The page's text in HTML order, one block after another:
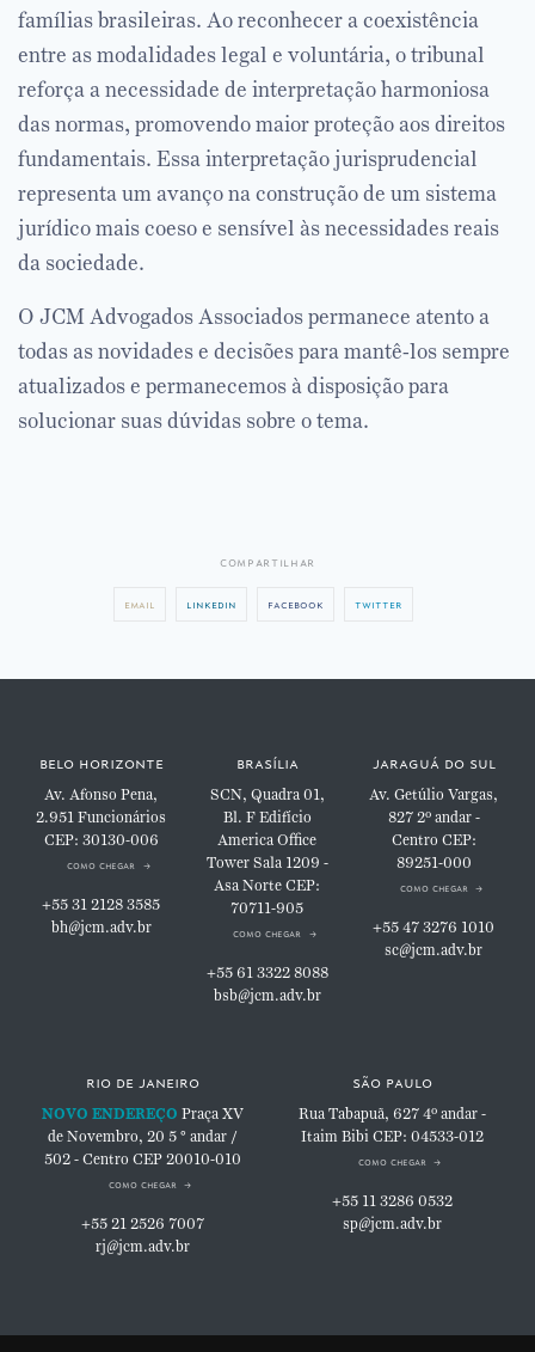
famílias brasileiras. Ao reconhecer a coexistência
entre as modalidades legal e voluntária, o tribunal
reforça a necessidade de interpretação harmoniosa
das normas, promovendo maior proteção aos direitos
fundamentais. Essa interpretação jurisprudencial
representa um avanço na construção de um sistema
jurídico mais coeso e sensível às necessidades reais
da sociedade.
O JCM Advogados Associados permanece atento a
todas as novidades e decisões para mantê-los sempre
atualizados e permanecemos à disposição para
solucionar suas dúvidas sobre o tema.
compartilhar
email linkedin facebook twitter
belo horizonte
Av. Afonso Pena,
2.951Funcionários
CEP: 30130-006
como chegar
+55 31 2128 3585
bh@jcm.adv.br
brasília
SCN, Quadra 01,
Bl. FEdifício
America Office
TowerSala 1209 -
Asa NorteCEP:
70711-905
como chegar
+55 61 3322 8088
bsb@jcm.adv.br
jaraguá do sul
Av. Getúlio Vargas,
8272º andar -
Centro CEP:
89251-000
como chegar
+55 47 3276 1010
sc@jcm.adv.br
rio de janeiro
NOVO ENDEREÇO Praça XV
de Novembro, 20 5 ° andar /
502 - Centro CEP 20010-010
como chegar
+55 21 2526 7007
rj@jcm.adv.br
são paulo
Rua Tabapuã, 6274º andar -
Itaim BibiCEP: 04533-012
como chegar
+55 11 3286 0532
sp@jcm.adv.br